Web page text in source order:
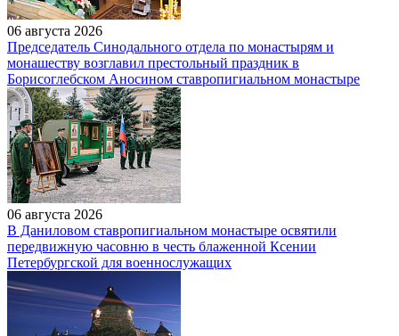
06 августа 2026
Председатель Синодального отдела по монастырям и
монашеству возглавил престольный праздник в
Борисоглебском Аносином ставропигиальном монастыре
06 августа 2026
В Даниловом ставропигиальном монастыре освятили
передвижную часовню в честь блаженной Ксении
Петербургской для военнослужащих